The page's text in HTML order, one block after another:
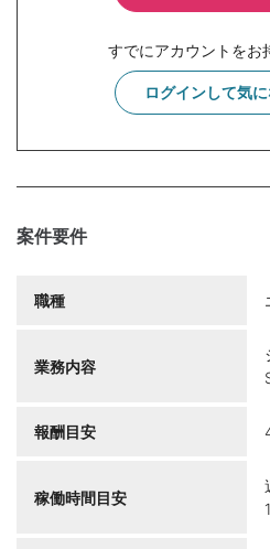
すでにアカウントをお
ログインして気
案件要件
職種
業務内容
報酬目安
稼働時間目安